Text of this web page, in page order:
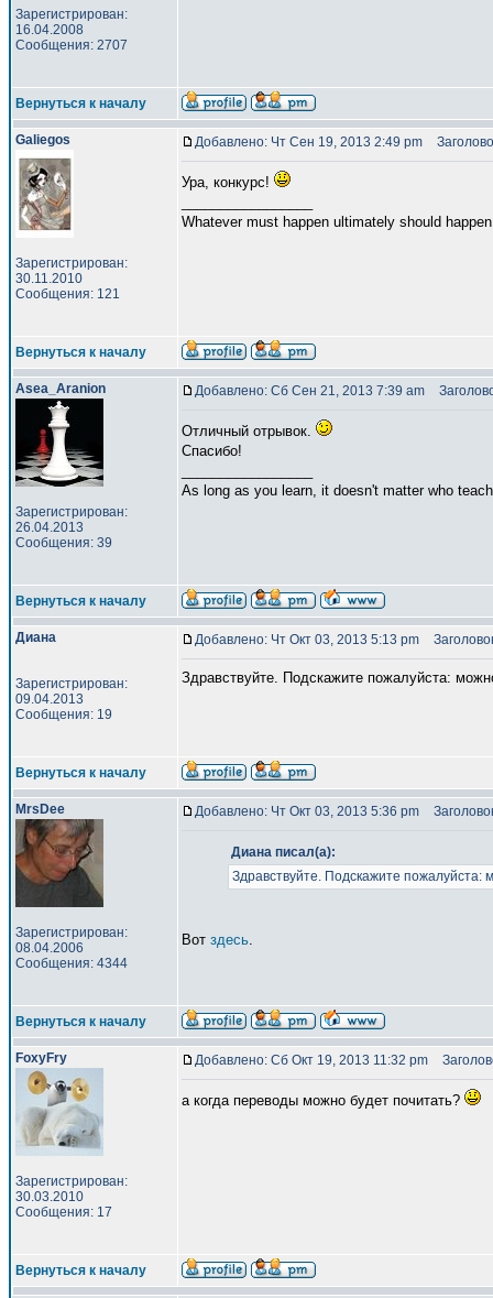
Зарегистрирован:
16.04.2008
Сообщения: 2707
Вернуться к началу
Galiegos
Зарегистрирован:
30.11.2010
Сообщения: 121
Добавлено: Чт Сен 19, 2013 2:49 pm
Ура, конкурс!
Whatever must happen ultimately should
Вернуться к началу
Asea_Aranion
Зарегистрирован:
26.04.2013
Сообщения: 39
Добавлено: Сб Сен 21, 2013 7:39 am
Отличный отрывок.
Спасибо!
As long as you learn, it doesn't matter who
Вернуться к началу
Диана
Зарегистрирован:
09.04.2013
Сообщения: 19
Добавлено: Чт Окт 03, 2013 5:13 pm
Здравствуйте. Подскажите пожалуйста:
Вернуться к началу
MrsDee
Зарегистрирован:
08.04.2006
Сообщения: 4344
Добавлено: Чт Окт 03, 2013 5:36 pm
Диана писал(а):
Здравствуйте. Подскажите пожалуйста:
Вот здесь.
Вернуться к началу
FoxyFry
Зарегистрирован:
30.03.2010
Сообщения: 17
Добавлено: Сб Окт 19, 2013 11:32 pm
а когда переводы можно будет почитать?
Вернуться к началу